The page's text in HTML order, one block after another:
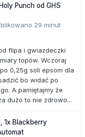
Punch od GHS
29 minut
flipa i gwiazdeczki
topów. Wczoraj
0,25g soli epsom dla
bo widać po
A pamiętajmy że
dużo to nie zdrowo...
1x Blackberry